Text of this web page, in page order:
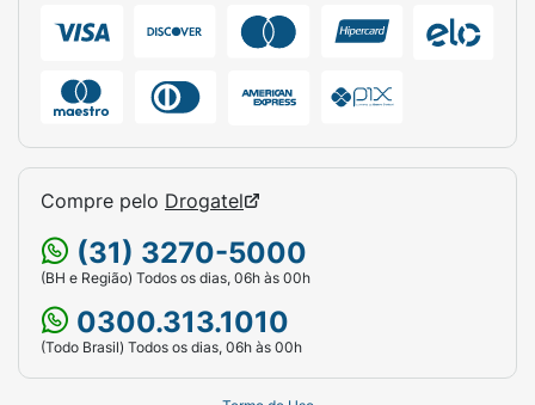
Compre pelo Drogatel
(31) 3270-5000
(BH e Região) Todos os dias, 06h às 00h
0300.313.1010
(Todo Brasil) Todos os dias, 06h às 00h